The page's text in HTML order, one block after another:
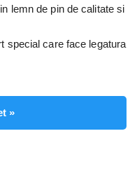
lemn de pin de calitate si
special care face legatura
»